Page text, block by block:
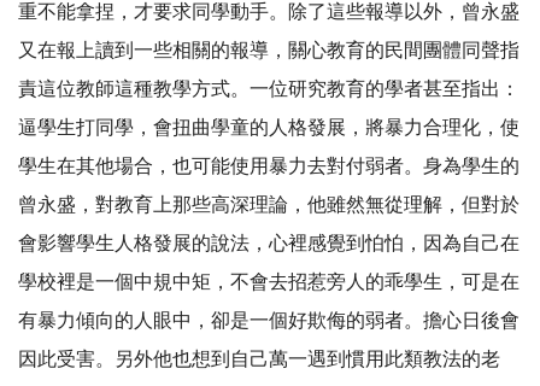
重不能拿捏，才要求同學動手。除了這些報導以外，曾永盛
又在報上讀到一些相關的報導，關心教育的民間團體同聲指
責這位教師這種教學方式。一位研究教育的學者甚至指出：
逼學生打同學，會扭曲學童的人格發展，將暴力合理化，使
學生在其他場合，也可能使用暴力去對付弱者。身為學生的
曾永盛，對教育上那些高深理論，他雖然無從理解，但對於
會影響學生人格發展的說法，心裡感覺到怕怕，因為自己在
學校裡是一個中規中矩，不會去招惹旁人的乖學生，可是在
有暴力傾向的人眼中，卻是一個好欺侮的弱者。擔心日後會
因此受害。另外他也想到自己萬一遇到慣用此類教法的老